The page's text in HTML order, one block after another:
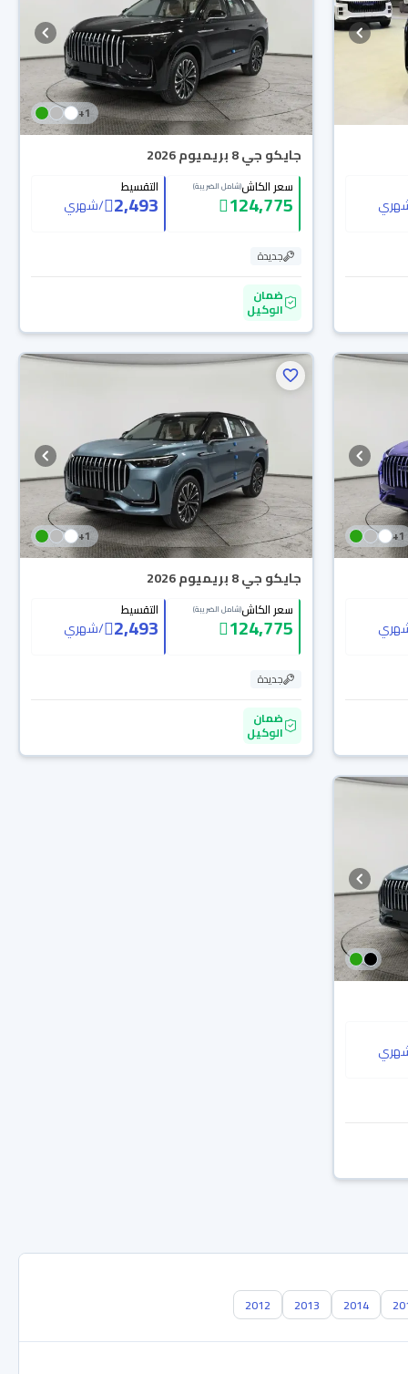
1
+
جايكو جي 8 بريميوم 2026
سعر الكاش(شامل الضريبة)
124,775
التقسيط
2,493
/شهري
جديدة
ضمان
الوكيل
1
+
1
+
جايكو جي 8 بريميوم 2026
سعر الكاش(شامل الضريبة)
124,775
التقسيط
2,493
/شهري
جديدة
ضمان
الوكيل
2014
2013
2012